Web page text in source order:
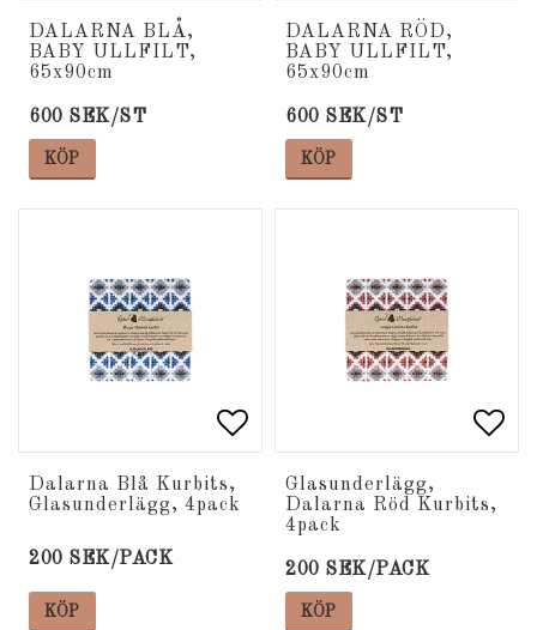
Lägg till i
Lägg till i
DALARNA BLÅ,
BABY ULLFILT,
65x90cm
600 SEK/ST
KÖP
DALARNA RÖD,
BABY ULLFILT,
65x90cm
600 SEK/ST
KÖP
Lägg till i
Lägg till i
Dalarna Blå Kurbits,
Glasunderlägg, 4pack
200 SEK/PACK
KÖP
Glasunderlägg,
Dalarna Röd Kurbits,
4pack
200 SEK/PACK
KÖP